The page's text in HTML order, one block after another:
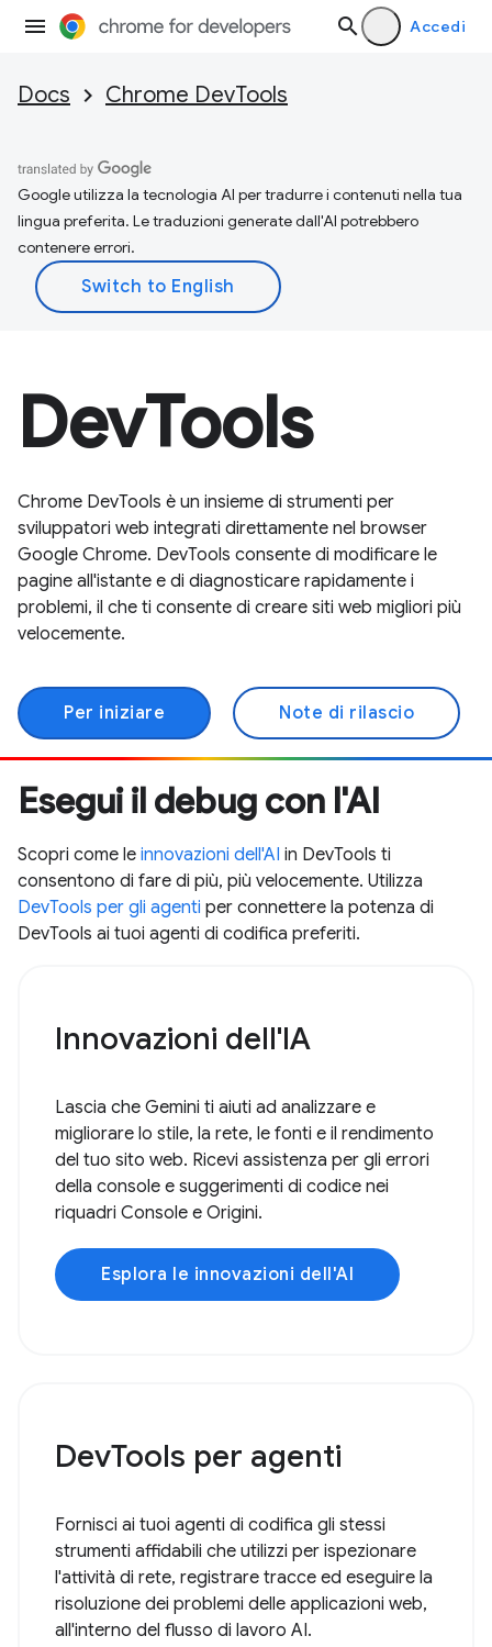
Accedi
Docs Chrome DevTools
Google utilizza la tecnologia AI per tradurre i contenuti nella tua
lingua preferita. Le traduzioni generate dall'AI potrebbero
contenere errori.
DevTools
Chrome DevTools è un insieme di strumenti per
sviluppatori web integrati direttamente nel browser
Google Chrome. DevTools consente di modificare le
pagine all'istante e di diagnosticare rapidamente i
problemi, il che ti consente di creare siti web migliori più
velocemente.
Per iniziare Note di rilascio
Esegui il debug con l'AI
Scopri come le innovazioni dell'AI in DevTools ti
consentono di fare di più, più velocemente. Utilizza
DevTools per gli agenti per connettere la potenza di
DevTools ai tuoi agenti di codifica preferiti.
Innovazioni dell'IA
Lascia che Gemini ti aiuti ad analizzare e
migliorare lo stile, la rete, le fonti e il rendimento
del tuo sito web. Ricevi assistenza per gli errori
della console e suggerimenti di codice nei
riquadri Console e Origini.
Esplora le innovazioni dell'AI
DevTools per agenti
Fornisci ai tuoi agenti di codifica gli stessi
strumenti affidabili che utilizzi per ispezionare
l'attività di rete, registrare tracce ed eseguire la
risoluzione dei problemi delle applicazioni web,
all'interno del flusso di lavoro AI.